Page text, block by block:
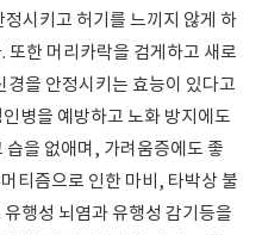
시키고 허기를 느끼지 않게 하
또한 머리카락을 검게하고 새로
을 안정시키는 효능이 있다고
병을 예방하고 노화 방지에도
습을 없애며, 가려움증에도 좋
티즘으로 인한 마비, 타박상 불
행성 뇌염과 유행성 감기등을